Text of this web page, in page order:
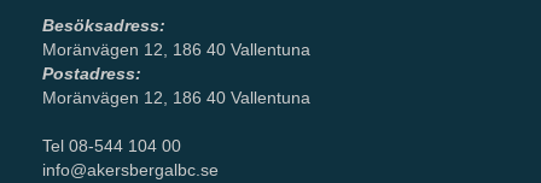
Besöksadress:
Moränvägen 12, 186 40 Vallentuna
Postadress:
Moränvägen 12, 186 40 Vallentuna
Tel 08-544 104 00
info@akersbergalbc.se